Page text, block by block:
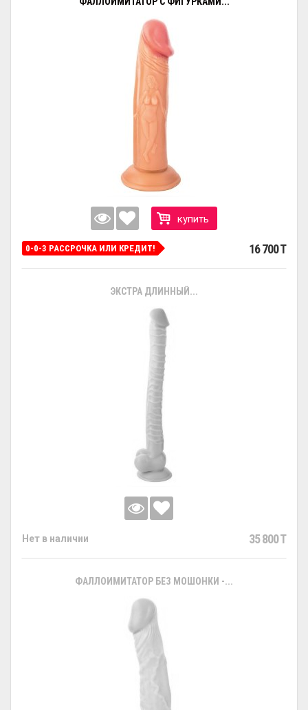
купить
0-0-3 РАССРОЧКА ИЛИ КРЕДИТ! 16 700 T
ЭКСТРА ДЛИННЫЙ...
Нет в наличии 35 800 T
ФАЛЛОИМИТАТОР БЕЗ МОШОНКИ -...